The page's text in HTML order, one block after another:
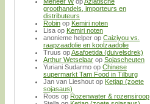
groothandels, importeurs en
distributeurs
Robin op Kemiri noten
Lisa op Kemiri noten
anonieme helper op Caiziyou vs.
raapzaadolie en koolzaadolie
Truus opAsafoetida (duivelsdrek)
Arthur Wetselaar op Sojascheuten
Yuriani Sudarmo op Chinese
supermarkt Tam Food in Tilburg
Jan van Lieshout op Ketjap (zoete
sojasaus)
Roos op Rozenwater & rozensiroop